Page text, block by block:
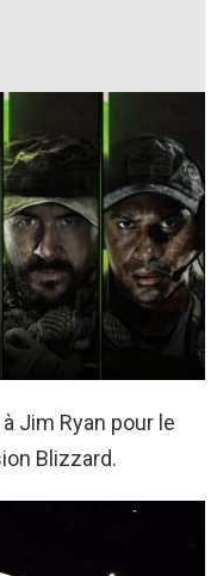
Jim Ryan pour le
Blizzard.